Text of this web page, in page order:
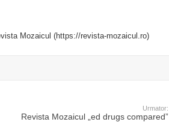
Mozaicul (https://revista-mozaicul.ro)
Urmator:
Revista Mozaicul „ed drugs compared”